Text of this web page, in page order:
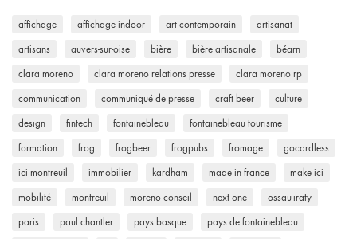
affichage affichage indoor art contemporain artisanat
artisans auvers-sur-oise bière bière artisanale béarn
clara moreno clara moreno relations presse clara moreno rp
communication communiqué de presse craft beer culture
design fintech fontainebleau fontainebleau tourisme
formation frog frogbeer frogpubs fromage gocardless
ici montreuil immobilier kardham made in france make ici
mobilité montreuil moreno conseil next one ossau-iraty
paris paul chantler pays basque pays de fontainebleau